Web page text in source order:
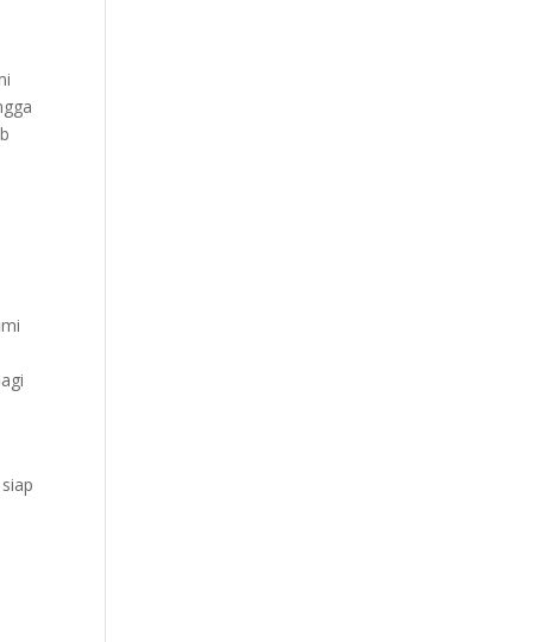
siap